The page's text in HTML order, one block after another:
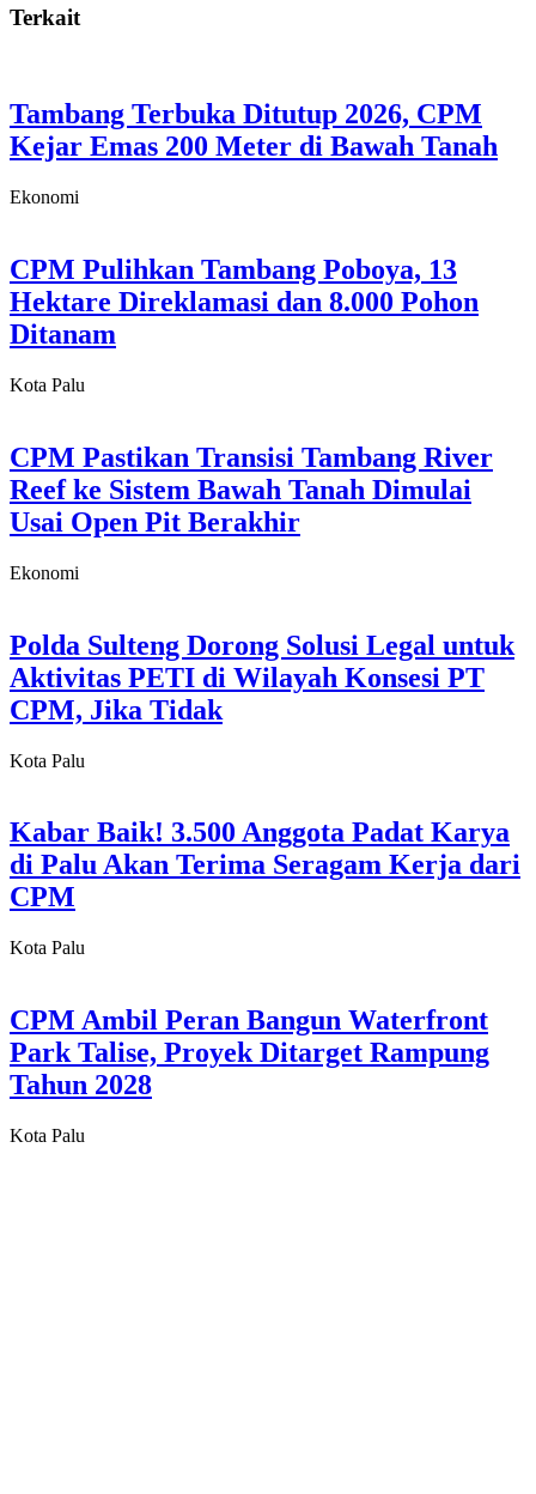
Terkait
Tambang Terbuka Ditutup 2026, CPM
Kejar Emas 200 Meter di Bawah Tanah
Ekonomi
CPM Pulihkan Tambang Poboya, 13
Hektare Direklamasi dan 8.000 Pohon
Ditanam
Kota Palu
CPM Pastikan Transisi Tambang River
Reef ke Sistem Bawah Tanah Dimulai
Usai Open Pit Berakhir
Ekonomi
Polda Sulteng Dorong Solusi Legal untuk
Aktivitas PETI di Wilayah Konsesi PT
CPM, Jika Tidak
Kota Palu
Kabar Baik! 3.500 Anggota Padat Karya
di Palu Akan Terima Seragam Kerja dari
CPM
Kota Palu
CPM Ambil Peran Bangun Waterfront
Park Talise, Proyek Ditarget Rampung
Tahun 2028
Kota Palu